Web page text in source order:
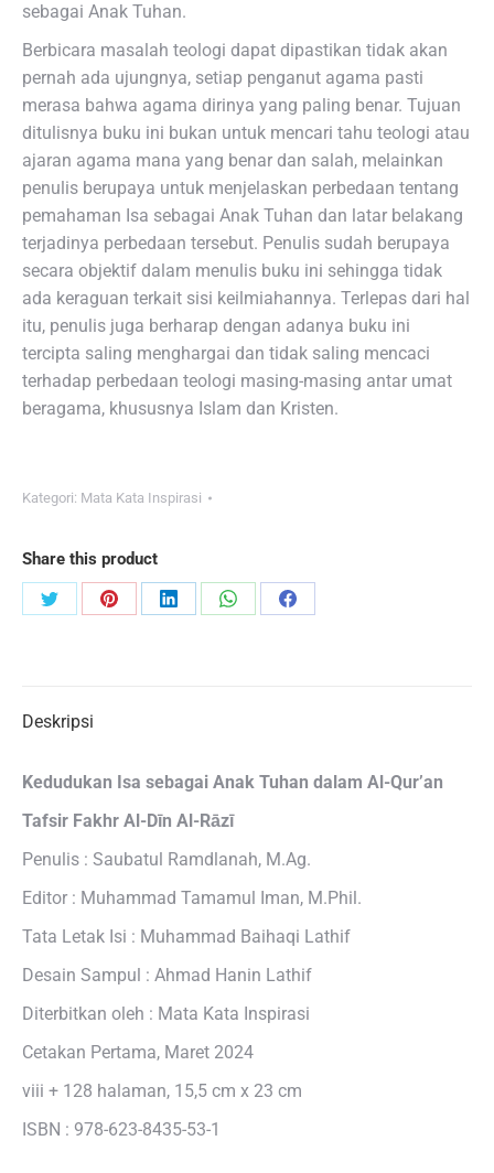
sebagai Anak Tuhan.
Berbicara masalah teologi dapat dipastikan tidak akan
pernah ada ujungnya, setiap penganut agama pasti
merasa bahwa agama dirinya yang paling benar. Tujuan
ditulisnya buku ini bukan untuk mencari tahu teologi atau
ajaran agama mana yang benar dan salah, melainkan
penulis berupaya untuk menjelaskan perbedaan tentang
pemahaman Isa sebagai Anak Tuhan dan latar belakang
terjadinya perbedaan tersebut. Penulis sudah berupaya
secara objektif dalam menulis buku ini sehingga tidak
ada keraguan terkait sisi keilmiahannya. Terlepas dari hal
itu, penulis juga berharap dengan adanya buku ini
tercipta saling menghargai dan tidak saling mencaci
terhadap perbedaan teologi masing-masing antar umat
beragama, khususnya Islam dan Kristen.
Kategori: Mata Kata Inspirasi
Share this product
Share
Share
Share
Share
Share
Deskripsi
Kedudukan Isa sebagai Anak Tuhan dalam Al-Qur’an
Tafsir Fakhr Al-Dīn Al-Rāzī
Penulis : Saubatul Ramdlanah, M.Ag.
Editor : Muhammad Tamamul Iman, M.Phil.
Tata Letak Isi : Muhammad Baihaqi Lathif
Desain Sampul : Ahmad Hanin Lathif
Diterbitkan oleh : Mata Kata Inspirasi
Cetakan Pertama, Maret 2024
viii + 128 halaman, 15,5 cm x 23 cm
ISBN : 978-623-8435-53-1